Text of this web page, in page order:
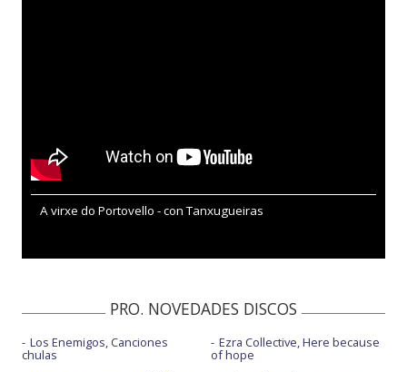
A virxe do Portovello - con Tanxugueiras
PRO. NOVEDADES DISCOS
Los Enemigos, Canciones
chulas
Ezra Collective, Here because
of hope